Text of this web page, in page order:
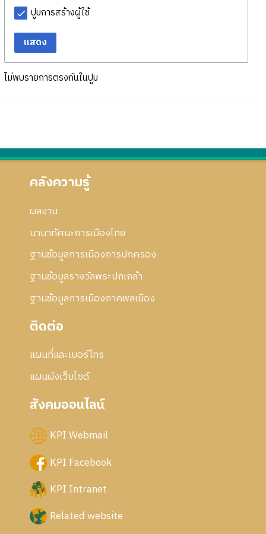
ปูมการสร้างผู้ใช้
แสดง
ไม่พบรายการตรงกันในปูม
คลังความรู้
ผลงาน
นานาทัศนะการเมืองไทย
ฐานข้อมูลการเมืองการปกครอง
ฐานข้อมูลรางวัลพระปกเกล้า
ฐานข้อมูลการเมืองภาคพลเมือง
ติดต่อ
แผนที่และเบอร์โทร
แผนผังเว็บไซด์
สังคมออนไลน์
KPI Webmail
KPI Facebook
KPI Intranet
Related website